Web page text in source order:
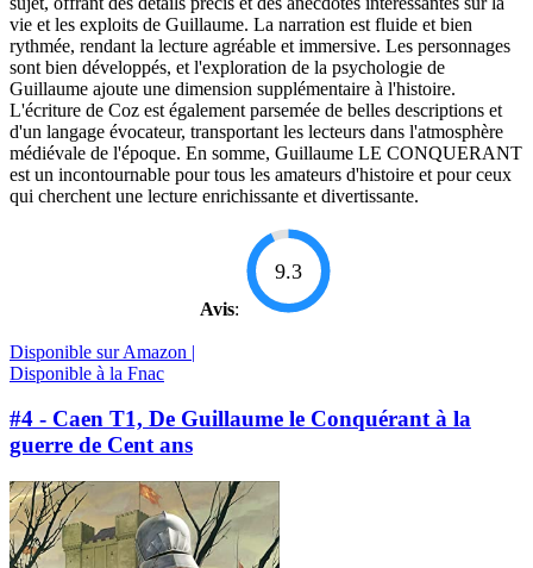
vie et les exploits de Guillaume. La narration est fluide et bien
rythmée, rendant la lecture agréable et immersive. Les personnages
sont bien développés, et l'exploration de la psychologie de
Guillaume ajoute une dimension supplémentaire à l'histoire.
L'écriture de Coz est également parsemée de belles descriptions et
d'un langage évocateur, transportant les lecteurs dans l'atmosphère
médiévale de l'époque. En somme, Guillaume LE CONQUERANT
est un incontournable pour tous les amateurs d'histoire et pour ceux
qui cherchent une lecture enrichissante et divertissante.
Avis:
9.3
Disponible sur Amazon |
Disponible à la Fnac
#4 - Caen T1, De Guillaume le Conquérant à la
guerre de Cent ans